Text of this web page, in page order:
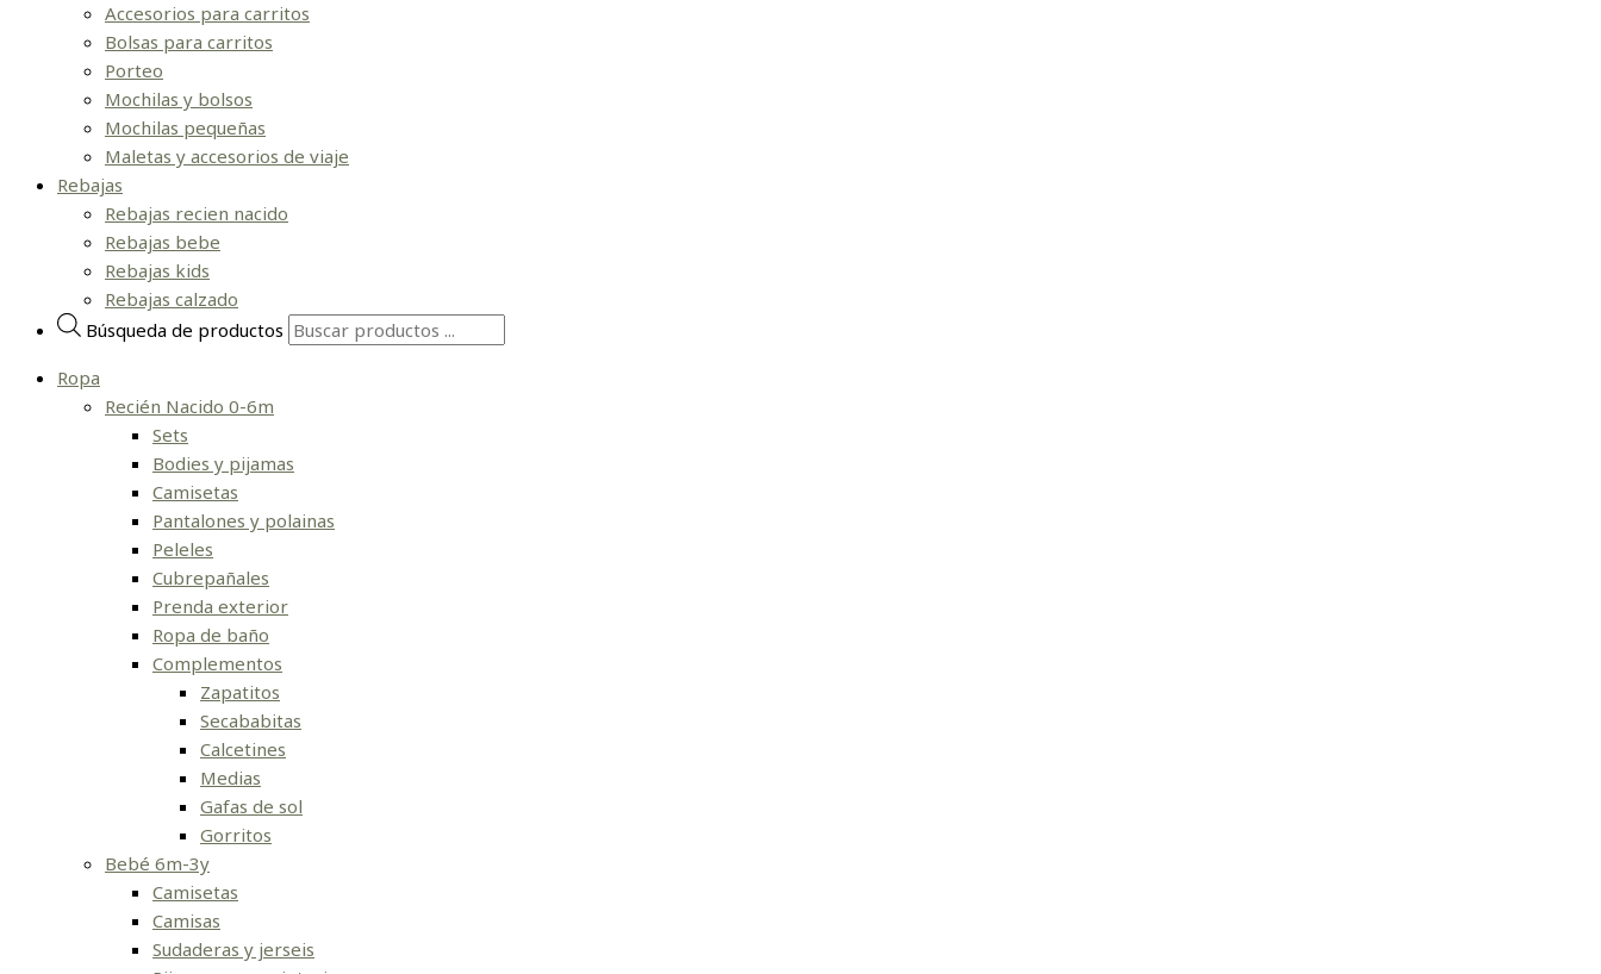
Accesorios para carritos
Bolsas para carritos
Porteo
Mochilas y bolsos
Mochilas pequeñas
Maletas y accesorios de viaje
Rebajas
Rebajas recien nacido
Rebajas bebe
Rebajas kids
Rebajas calzado
Búsqueda de productos
Ropa
Recién Nacido 0-6m
Sets
Bodies y pijamas
Camisetas
Pantalones y polainas
Peleles
Cubrepañales
Prenda exterior
Ropa de baño
Complementos
Zapatitos
Secababitas
Calcetines
Medias
Gafas de sol
Gorritos
Bebé 6m-3y
Camisetas
Camisas
Sudaderas y jerseis